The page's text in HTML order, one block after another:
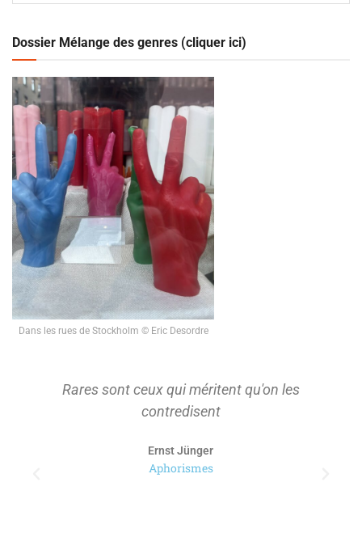
Dossier Mélange des genres (cliquer ici)
Dans les rues de Stockholm © Eric Desordre
Rares sont ceux qui méritent qu'on les
contredisent
Ernst Jünger
Aphorismes